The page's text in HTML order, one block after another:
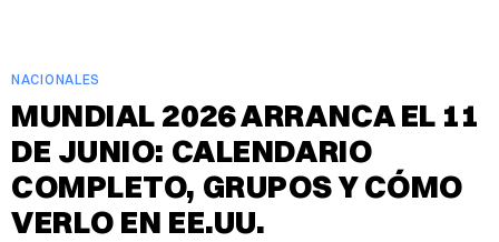
NACIONALES
MUNDIAL 2026 ARRANCA EL 11
DE JUNIO: CALENDARIO
COMPLETO, GRUPOS Y CÓMO
VERLO EN EE.UU.